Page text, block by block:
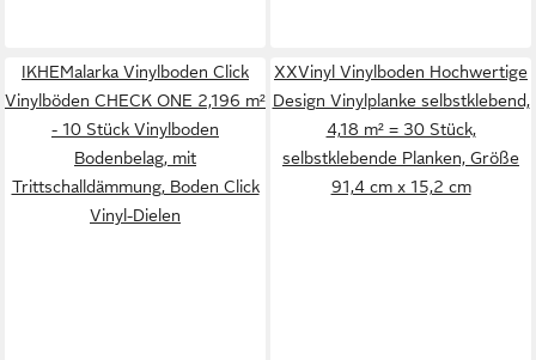
IKHEMalarka Vinylboden Click
Vinylböden CHECK ONE 2,196 m²
- 10 Stück Vinylboden
Bodenbelag, mit
Trittschalldämmung, Boden Click
Vinyl-Dielen
XXVinyl Vinylboden Hochwertige
Design Vinylplanke selbstklebend,
4,18 m² = 30 Stück,
selbstklebende Planken, Größe
91,4 cm x 15,2 cm